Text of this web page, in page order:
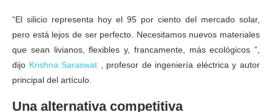
“El silicio representa hoy el 95 por ciento del mercado solar,
pero está lejos de ser perfecto. Necesitamos nuevos materiales
que sean livianos, flexibles y, francamente, más ecológicos ”,
dijo Krishna Saraswat , profesor de ingeniería eléctrica y autor
principal del artículo.
Una alternativa competitiva